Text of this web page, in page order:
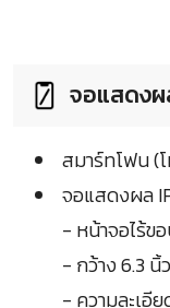
จอแสดง
สมาร์ทโฟน (
จอแสดงผล
- หน้าจอไร้ข
- กว้าง 6.3 นิ้
- ความละเอี